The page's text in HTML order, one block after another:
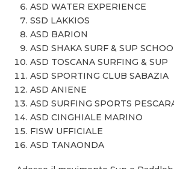
ASD WATER EXPERIENCE
SSD LAKKIOS
ASD BARION
ASD SHAKA SURF & SUP
ASD TOSCANA SURFING & SUP
ASD SPORTING CLUB SABAZIA
ASD ANIENE
ASD SURFING SPORTS
ASD CINGHIALE MARINO
FISW UFFICIALE
ASD TANAONDA